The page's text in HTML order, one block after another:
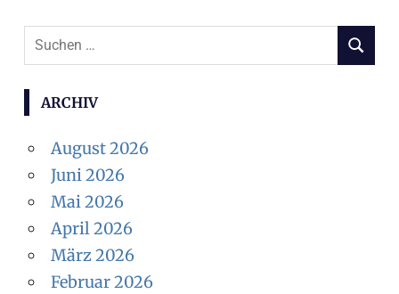
u
c
h
e
n
n
a
c
h
S
ARCHIV
August 2026
Juni 2026
Mai 2026
April 2026
März 2026
Februar 2026